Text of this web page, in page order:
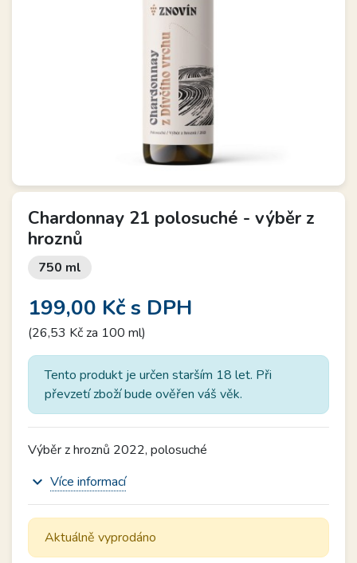
Chardonnay 21 polosuché - výběr z
hroznů
750 ml
199,00 Kčs DPH
(26,53 Kč za 100 ml)
Tento produkt je určen starším 18 let. Při
převzetí zboží bude ověřen váš věk.
Výběr z hroznů 2022, polosuché
expand_more Více informací
Aktuálně vyprodáno